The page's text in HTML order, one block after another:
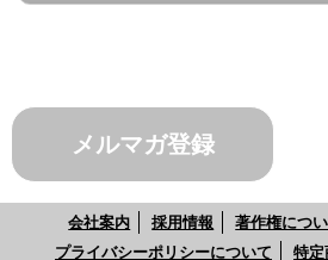
メルマガ登録
会社案内 採用情報 著作権につ
プライバシーポリシーについて
特定